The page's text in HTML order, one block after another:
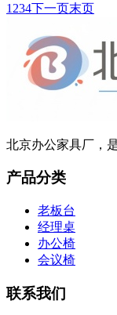
1 234下一页末页
北京办公家具厂，
产品分类
老板台
经理桌
办公椅
会议椅
联系我们